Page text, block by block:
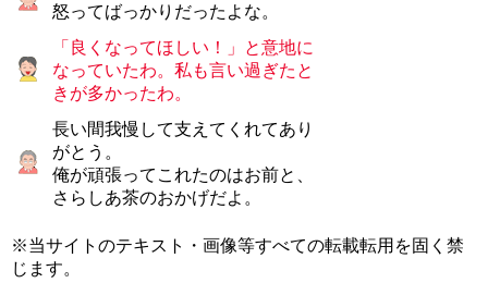
怒ってばっかりだったよな。
「良くなってほしい！」と意地に
なっていたわ。私も言い過ぎたと
きが多かったわ。
長い間我慢して支えてくれてあり
がとう。
俺が頑張ってこれたのはお前と、
さらしあ茶のおかげだよ。
※当サイトのテキスト・画像等すべての転載転用を固く禁
じます。